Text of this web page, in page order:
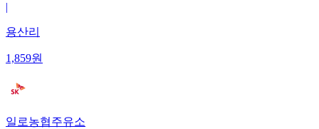
|
용산리
1,859원
일로농협주유소